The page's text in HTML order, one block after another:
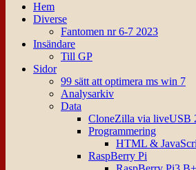
Hem
Diverse
Fantomen nr 6-7 2023
Insändare
Till GP
Sidor
99 sätt att optimera ms win 7
Analysarkiv
Data
CloneZilla via liveUSB
Programmering
HTML &
RaspBerry Pi